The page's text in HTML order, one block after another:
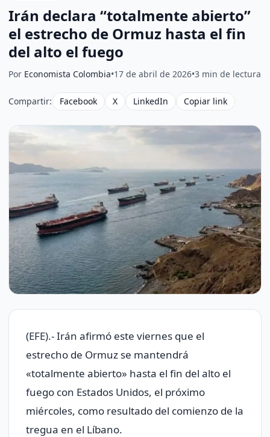
Irán declara “totalmente abierto”
el estrecho de Ormuz hasta el fin
del alto el fuego
Por Economista Colombia•17 de abril de 2026•3 min de lectura
Compartir: Facebook X LinkedIn Copiar link
(EFE).- Irán afirmó este viernes que el
estrecho de Ormuz se mantendrá
«totalmente abierto» hasta el fin del alto el
fuego con Estados Unidos, el próximo
miércoles, como resultado del comienzo de la
tregua en el Líbano.